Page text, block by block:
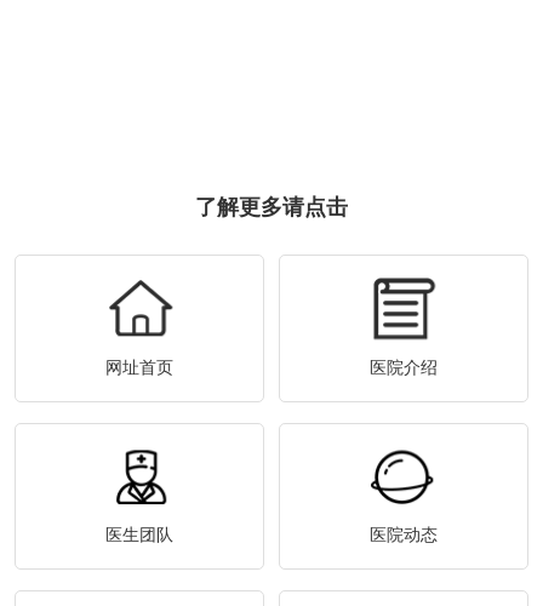
了解更多请点击
网址首页 医院介绍
医生团队 医院动态